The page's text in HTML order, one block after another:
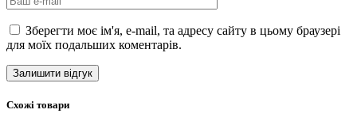
Зберегти моє ім'я, e-mail, та адресу сайту в цьому браузері
для моїх подальших коментарів.
Схожі товари